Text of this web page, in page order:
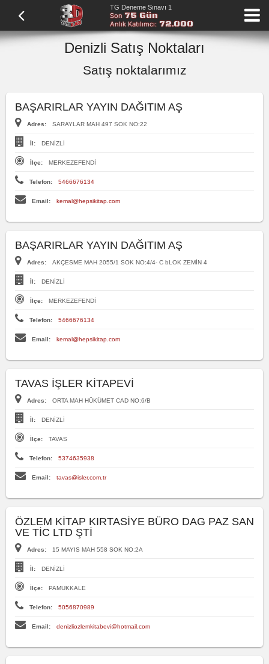
TG Deneme Sınavı 1
Son75 Gün
Anlık Katılımcı: 72.000
Denizli Satış Noktaları
Satış noktalarımız
BAŞARIRLAR YAYIN DAĞITIM AŞ
Adres: SARAYLAR MAH 497 SOK NO:22
İl: DENİZLİ
İlçe: MERKEZEFENDİ
Telefon: 5466676134
Email: kemal@hepsikitap.com
BAŞARIRLAR YAYIN DAĞITIM AŞ
Adres: AKÇESME MAH 2055/1 SOK NO:4/4- C bLOK ZEMİN 4
İl: DENİZLİ
İlçe: MERKEZEFENDİ
Telefon: 5466676134
Email: kemal@hepsikitap.com
TAVAS İŞLER KİTAPEVİ
Adres: ORTA MAH HÜKÜMET CAD NO:6/B
İl: DENİZLİ
İlçe: TAVAS
Telefon: 5374635938
Email: tavas@isler.com.tr
ÖZLEM KİTAP KIRTASİYE BÜRO DAG PAZ SAN
VE TİC LTD ŞTİ
Adres: 15 MAYIS MAH 558 SOK NO:2A
İl: DENİZLİ
İlçe: PAMUKKALE
Telefon: 5056870989
Email: denizliozlemkitabevi@hotmail.com